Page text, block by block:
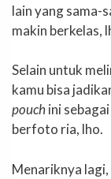
lain yang sama-
makin berkelas,
Selain untuk
kamu bisa
pouchini
berfoto ria, lho.
Menariknya lagi,